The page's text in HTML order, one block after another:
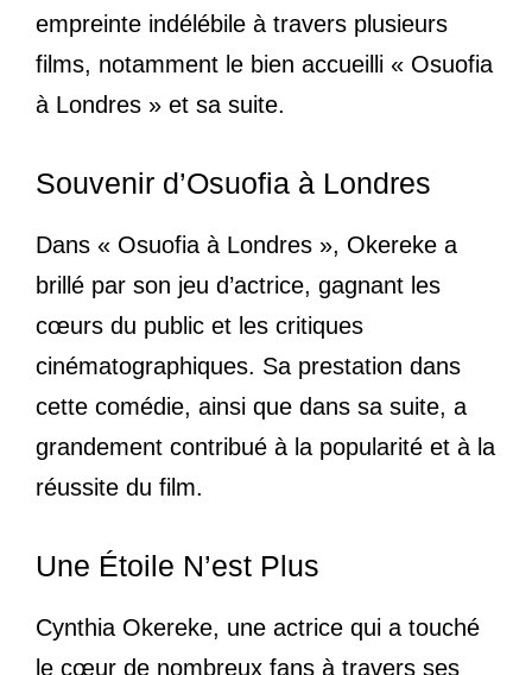
empreinte indélébile à travers plusieurs
films, notamment le bien accueilli « Osuofia
à Londres » et sa suite.
Souvenir d’Osuofia à Londres
Dans « Osuofia à Londres », Okereke a
brillé par son jeu d’actrice, gagnant les
cœurs du public et les critiques
cinématographiques. Sa prestation dans
cette comédie, ainsi que dans sa suite, a
grandement contribué à la popularité et à la
réussite du film.
Une Étoile N’est Plus
Cynthia Okereke, une actrice qui a touché
le cœur de nombreux fans à travers ses